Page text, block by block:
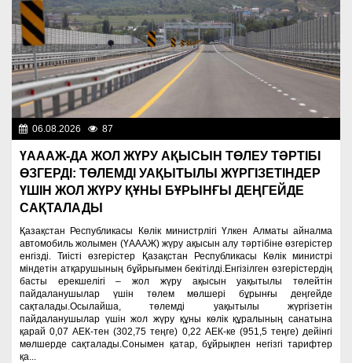
06.08.2026 87
ҮАААЖ-ДА ЖОЛ ЖҮРУ АҚЫСЫН ТӨЛЕУ ТӘРТІБІ
ӨЗГЕРДІ: ТӨЛЕМДІ УАҚЫТЫЛЫ ЖҮРГІЗЕТІНДЕР
ҮШІН ЖОЛ ЖҮРУ ҚҰНЫ БҰРЫНҒЫ ДЕҢГЕЙДЕ
САҚТАЛАДЫ
Қазақстан Республикасы Көлік министрлігі Үлкен Алматы айналма
автомобиль жолымен (ҮАААЖ) жүру ақысын алу тәртібіне өзгерістер
енгізді. Тиісті өзгерістер Қазақстан Республикасы Көлік министрі
міндетін атқарушының бұйрығымен бекітілді.Енгізілген өзгерістердің
басты ерекшелігі – жол жүру ақысын уақытылы төлейтін
пайдаланушылар үшін төлем мөлшері бұрынғы деңгейде
сақталады.Осылайша, төлемді уақытылы жүргізетін
пайдаланушылар үшін жол жүру құны көлік құралының санатына
қарай 0,07 АЕК-тен (302,75 теңге) 0,22 АЕК-ке (951,5 теңге) дейінгі
мөлшерде сақталады.Сонымен қатар, бұйрықпен негізгі тарифтер
қа...